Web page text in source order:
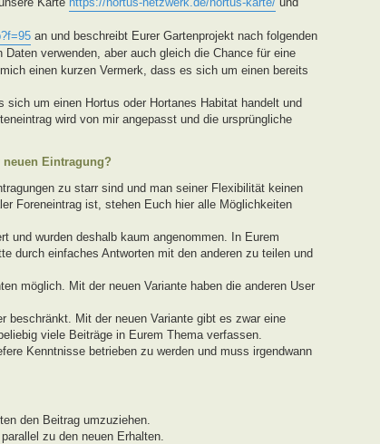
an und beschreibt Eurer Gartenprojekt nach folgenden
Daten verwenden, aber auch gleich die Chance für eine
einen kurzen Vermerk, dass es sich um einen bereits
um einen Hortus oder Hortanes Habitat handelt und
wird von mir angepasst und die ursprüngliche
Eintragung?
zu starr sind und man seiner Flexibilität keinen
Foreneintrag ist, stehen Euch hier alle Möglichkeiten
und wurden deshalb kaum angenommen. In Eurem
durch einfaches Antworten mit den anderen zu teilen und
möglich. Mit der neuen Variante haben die anderen User
beschränkt. Mit der neuen Variante gibt es zwar eine
viele Beiträge in Eurem Thema verfassen.
Kenntnisse betrieben zu werden und muss irgendwann
den Beitrag umzuziehen.
zu den neuen Erhalten.